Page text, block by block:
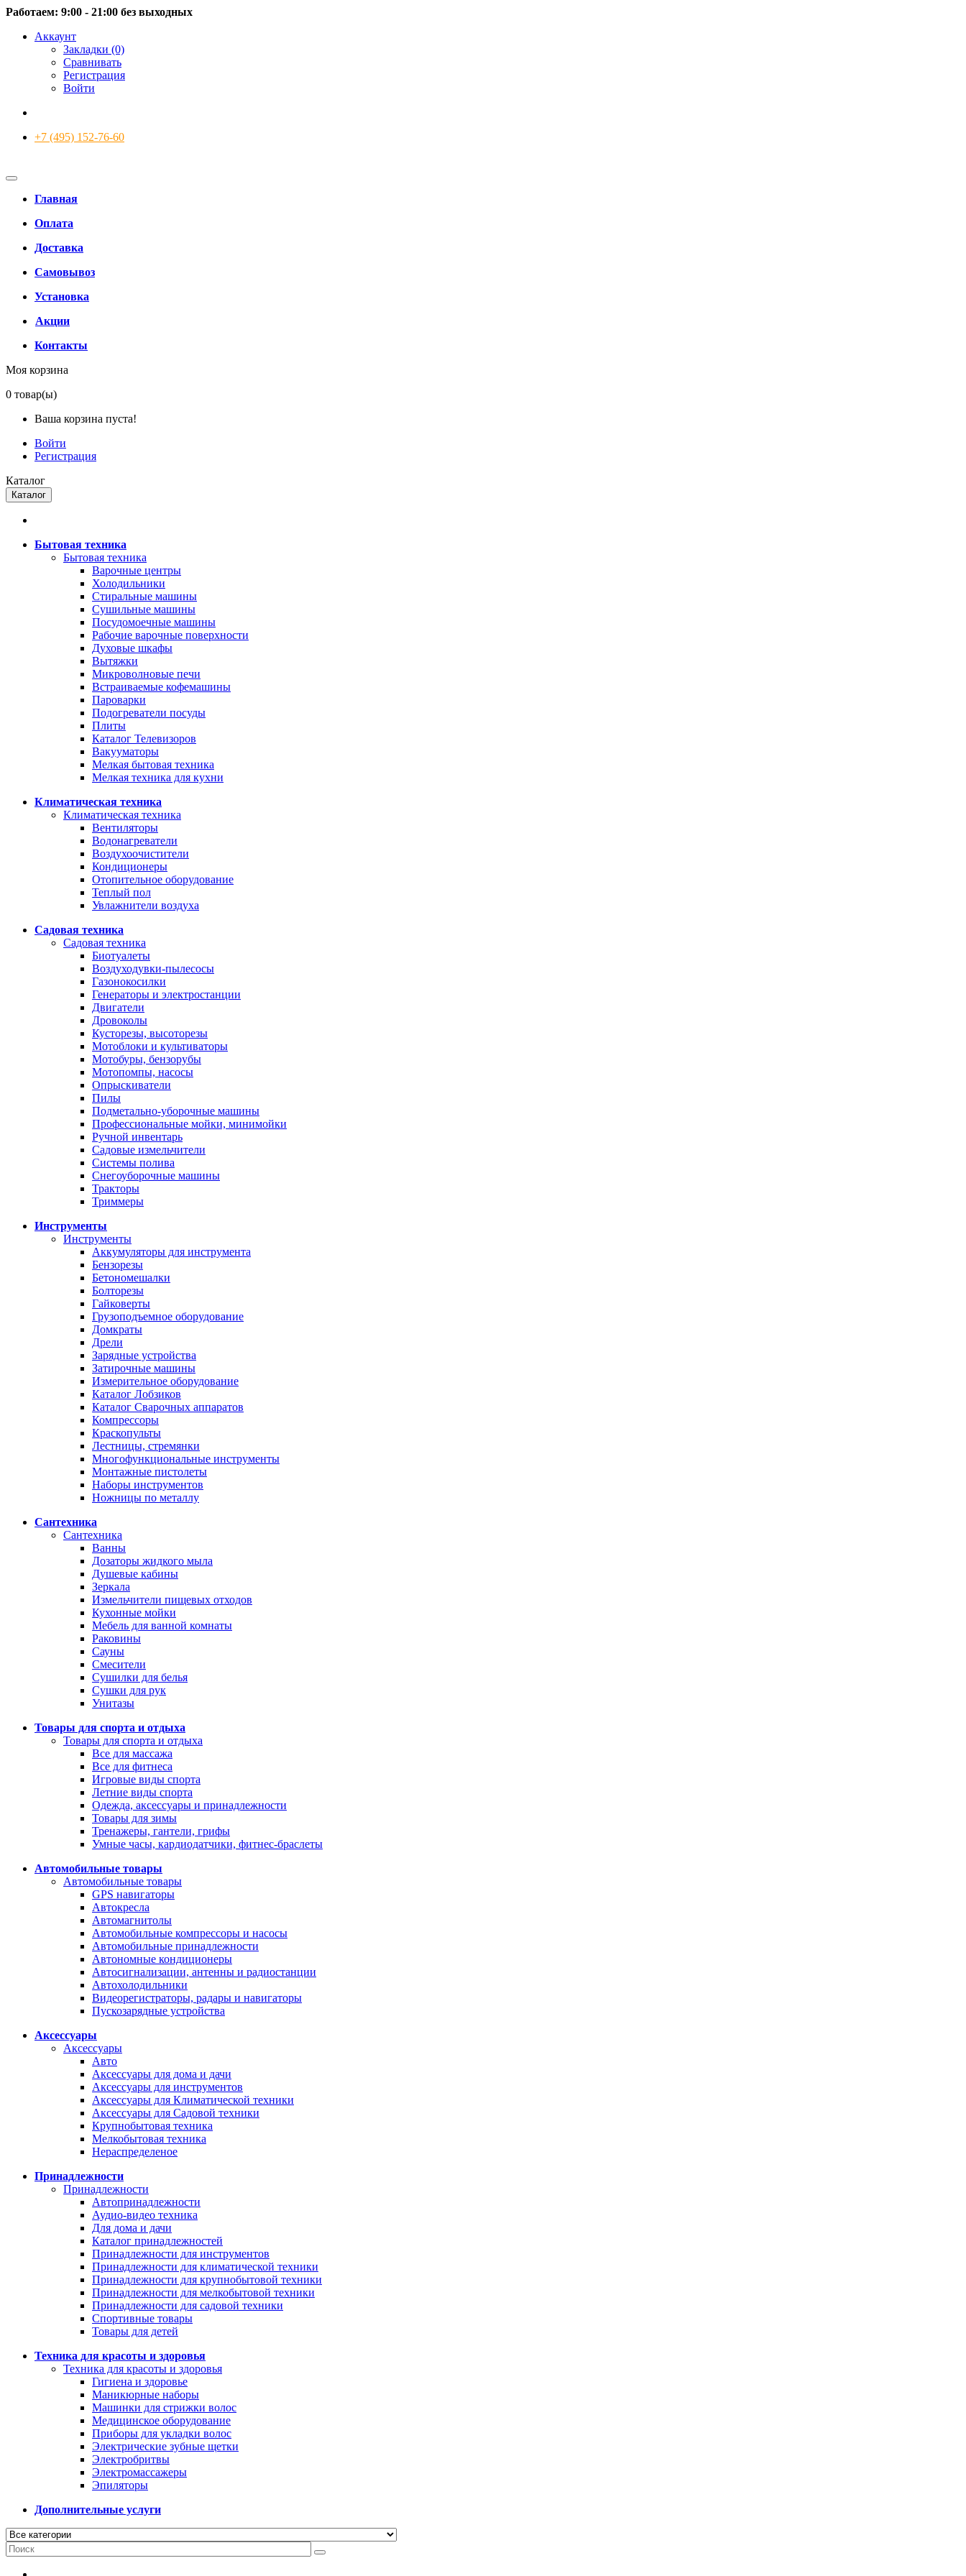
Работаем: 9:00 - 21:00 без выходных
Аккаунт
Закладки (0)
Сравнивать
Регистрация
Войти
+7 (495) 152-76-60
Главная
Оплата
Доставка
Самовывоз
Установка
Акции
Контакты
Моя корзина
0 товар(ы)
Ваша корзина пуста!
Войти
Регистрация
Каталог
Каталог
Бытовая техника
Бытовая техника
Варочные центры
Холодильники
Стиральные машины
Сушильные машины
Посудомоечные машины
Рабочие варочные поверхности
Духовые шкафы
Вытяжки
Микроволновые печи
Встраиваемые кофемашины
Пароварки
Подогреватели посуды
Плиты
Каталог Телевизоров
Вакууматоры
Мелкая бытовая техника
Мелкая техника для кухни
Климатическая техника
Климатическая техника
Вентиляторы
Водонагреватели
Воздухоочистители
Кондиционеры
Отопительное оборудование
Теплый пол
Увлажнители воздуха
Садовая техника
Садовая техника
Биотуалеты
Воздуходувки-пылесосы
Газонокосилки
Генераторы и электростанции
Двигатели
Дровоколы
Кусторезы, высоторезы
Мотоблоки и культиваторы
Мотобуры, бензорубы
Мотопомпы, насосы
Опрыскиватели
Пилы
Подметально-уборочные машины
Профессиональные мойки, минимойки
Ручной инвентарь
Садовые измельчители
Системы полива
Снегоуборочные машины
Тракторы
Триммеры
Инструменты
Инструменты
Аккумуляторы для инструмента
Бензорезы
Бетономешалки
Болторезы
Гайковерты
Грузоподъемное оборудование
Домкраты
Дрели
Зарядные устройства
Затирочные машины
Измерительное оборудование
Каталог Лобзиков
Каталог Сварочных аппаратов
Компрессоры
Краскопульты
Лестницы, стремянки
Многофункциональные инструменты
Монтажные пистолеты
Наборы инструментов
Ножницы по металлу
Сантехника
Сантехника
Ванны
Дозаторы жидкого мыла
Душевые кабины
Зеркала
Измельчители пищевых отходов
Кухонные мойки
Мебель для ванной комнаты
Раковины
Сауны
Смесители
Сушилки для белья
Сушки для рук
Унитазы
Товары для спорта и отдыха
Товары для спорта и отдыха
Все для массажа
Все для фитнеса
Игровые виды спорта
Летние виды спорта
Одежда, аксессуары и принадлежности
Товары для зимы
Тренажеры, гантели, грифы
Умные часы, кардиодатчики, фитнес-браслеты
Автомобильные товары
Автомобильные товары
GPS навигаторы
Автокресла
Автомагнитолы
Автомобильные компрессоры и насосы
Автомобильные принадлежности
Автономные кондиционеры
Автосигнализации, антенны и радиостанции
Автохолодильники
Видеорегистраторы, радары и навигаторы
Пускозарядные устройства
Аксессуары
Аксессуары
Авто
Аксессуары для дома и дачи
Аксессуары для инструментов
Аксессуары для Климатической техники
Аксессуары для Садовой техники
Крупнобытовая техника
Мелкобытовая техника
Нераспределеное
Принадлежности
Принадлежности
Автопринадлежности
Аудио-видео техника
Для дома и дачи
Каталог принадлежностей
Принадлежности для инструментов
Принадлежности для климатической техники
Принадлежности для крупнобытовой техники
Принадлежности для мелкобытовой техники
Принадлежности для садовой техники
Спортивные товары
Товары для детей
Техника для красоты и здоровья
Техника для красоты и здоровья
Гигиена и здоровье
Маникюрные наборы
Машинки для стрижки волос
Медицинское оборудование
Приборы для укладки волос
Электрические зубные щетки
Электробритвы
Электромассажеры
Эпиляторы
Дополнительные услуги